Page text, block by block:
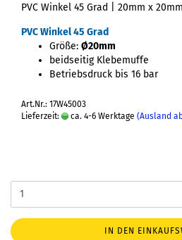
PVC Winkel 45 Grad | 20mm x 20mm
PVC Winkel 45 Grad
Größe: Ø20mm
beidseitig Klebemuffe
Betriebsdruck bis 16 bar
Art.Nr.: 17W45003
Lieferzeit:
ca. 4-6 Werktage (Ausland
IN DEN